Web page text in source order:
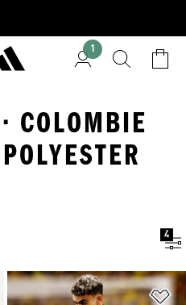
1
COLOMBIE
4
à la Liste de produits